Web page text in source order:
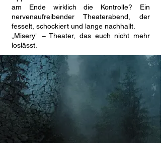
am Ende wirklich die Kontrolle? Ein
nervenaufreibender Theaterabend, der
fesselt, schockiert und lange nachhallt.
„Misery" – Theater, das euch nicht mehr
loslässt.